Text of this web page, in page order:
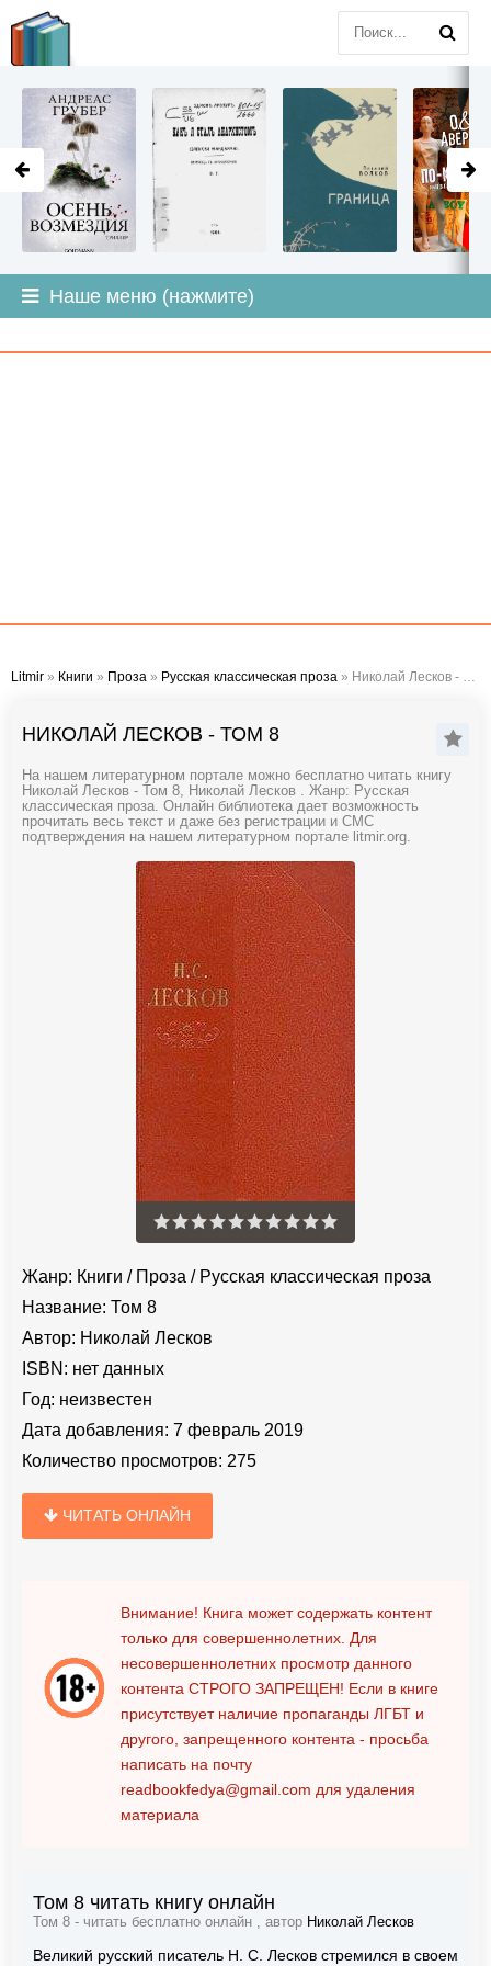
Наше меню (нажмите)
Litmir » Книги » Проза » Русская классическая проза » Николай Лесков - Том 8
НИКОЛАЙ ЛЕСКОВ - ТОМ 8
На нашем литературном портале можно бесплатно читать книгу
Николай Лесков - Том 8, Николай Лесков . Жанр: Русская
классическая проза. Онлайн библиотека дает возможность
прочитать весь текст и даже без регистрации и СМС
подтверждения на нашем литературном портале litmir.org.
Жанр: Книги / Проза / Русская классическая проза
Название: Том 8
Автор: Николай Лесков
ISBN: нет данных
Год: неизвестен
Дата добавления: 7 февраль 2019
Количество просмотров: 275
ЧИТАТЬ ОНЛАЙН
Внимание! Книга может содержать контент
только для совершеннолетних. Для
несовершеннолетних просмотр данного
контента СТРОГО ЗАПРЕЩЕН! Если в книге
присутствует наличие пропаганды ЛГБТ и
другого, запрещенного контента - просьба
написать на почту
readbookfedya@gmail.com для удаления
материала
Том 8 читать книгу онлайн
Том 8 - читать бесплатно онлайн , автор Николай Лесков
Великий русский писатель Н. С. Лесков стремился в своем
LITMIR.ORG